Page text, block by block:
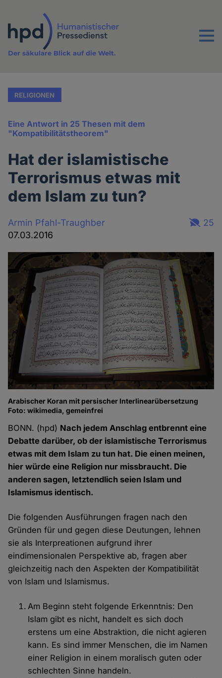
Inhalt
Menu
Der säkulare Blick auf die Welt.
RELIGIONEN
Eine Antwort in 25 Thesen mit dem
"Kompatibilitätstheorem"
Hat der islamistische
Terrorismus etwas mit
dem Islam zu tun?
Armin Pfahl-Traughber
07.03.2016
25
Arabischer Koran mit persischer Interlinearübersetzung
Foto: wikimedia, gemeinfrei
BONN. (hpd) Nach jedem Anschlag entbrennt eine
Debatte darüber, ob der islamistische Terrorismus
etwas mit dem Islam zu tun hat. Die einen meinen,
hier würde eine Religion nur missbraucht. Die
anderen sagen, letztendlich seien Islam und
Islamismus identisch.
Die folgenden Ausführungen fragen nach den
Gründen für und gegen diese Deutungen, lehnen
sie als Interpreationen aufgrund ihrer
eindimensionalen Perspektive ab, fragen aber
gleichzeitig nach den Aspekten der Kompatibilität
von Islam und Islamismus.
Am Beginn steht folgende Erkenntnis: Den
Islam gibt es nicht, handelt es sich doch
erstens um eine Abstraktion, die nicht agieren
kann. Es sind immer Menschen, die im Namen
einer Religion in einem moralisch guten oder
schlechten Sinne handeln.